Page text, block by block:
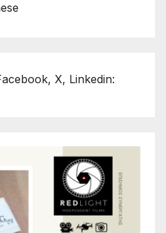
X, Linkedin: